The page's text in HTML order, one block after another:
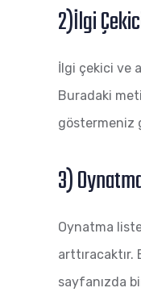
2)İlgi
İlgi çekici ve
Buradaki
göstermeniz
3)
Oynatma
arttıracaktır.
sayfanızda